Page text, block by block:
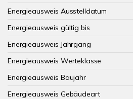
Energieausweis Ausstelldatum
Energieausweis gültig bis
Energieausweis Jahrgang
Energieausweis Werteklasse
Energieausweis Baujahr
Energieausweis Gebäudeart